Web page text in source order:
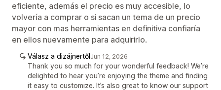
eficiente, además el precio es muy accesible, lo
volvería a comprar o si sacan un tema de un precio
mayor con mas herramientas en definitiva confiaría
en ellos nuevamente para adquirirlo.
Válasz a dizájnertőlJun 12, 2026
Thank you so much for your wonderful feedback! We’re
delighted to hear you’re enjoying the theme and finding
it easy to customize. It’s also great to know our support